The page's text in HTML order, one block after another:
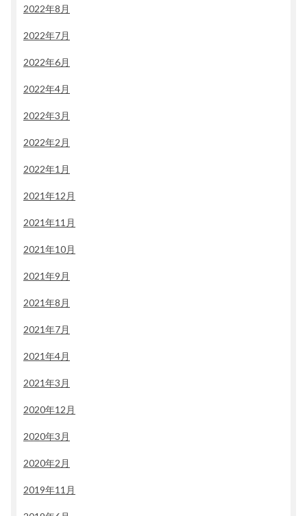
2022年8月
2022年7月
2022年6月
2022年4月
2022年3月
2022年2月
2022年1月
2021年12月
2021年11月
2021年10月
2021年9月
2021年8月
2021年7月
2021年4月
2021年3月
2020年12月
2020年3月
2020年2月
2019年11月